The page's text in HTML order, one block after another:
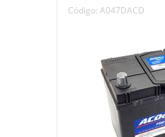
Código: A047DACD